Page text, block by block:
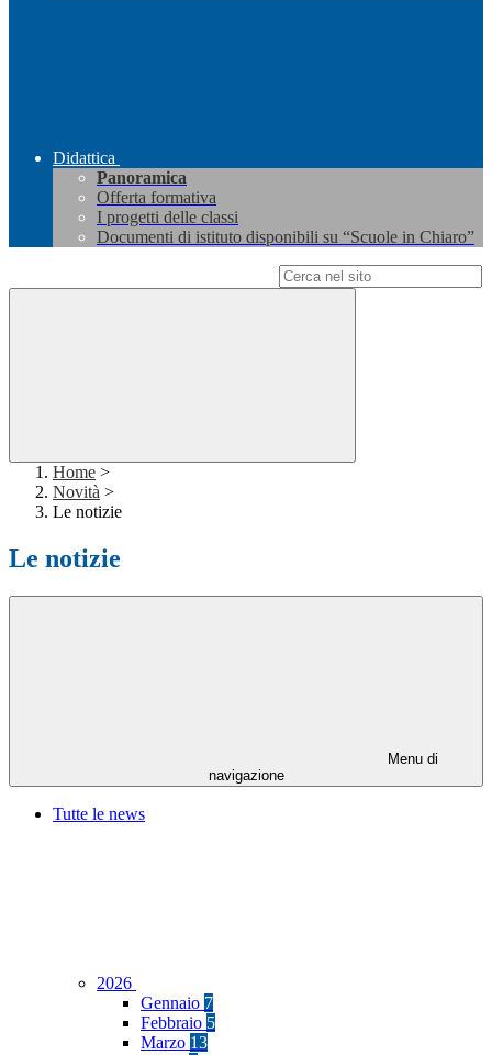
Didattica
Panoramica
Offerta formativa
I progetti delle classi
Documenti di istituto disponibili su “Scuole in Chiaro”
Home >
Novità >
Le notizie
Le notizie
Menu di
navigazione
Tutte le news
2026
Gennaio 7
Febbraio 5
Marzo 13